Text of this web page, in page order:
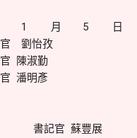
1 月 5 日
劉怡孜
勤
彥
豐展